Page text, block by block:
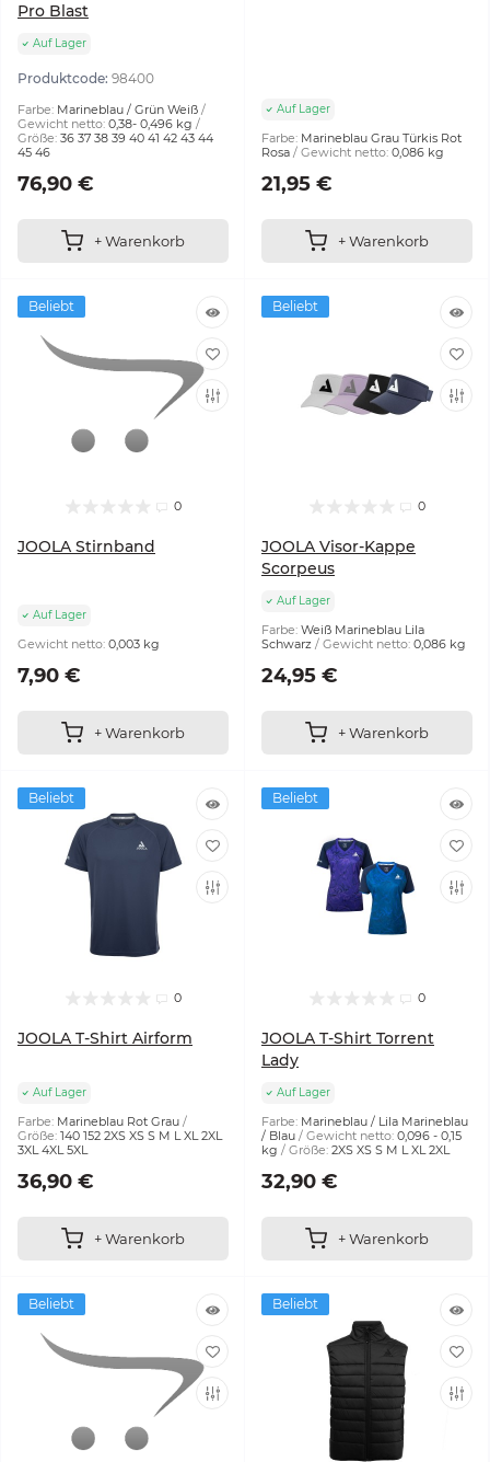
Pro Blast
Auf Lager
Produktcode: 98400
Farbe: Marineblau / Grün Weiß
Gewicht netto: 0,38- 0,496 kg
Größe: 36 37 38 39 40 41 42 43 44
45 46
76,90 €
+ Warenkorb
Auf Lager
Farbe: Marineblau Grau Türkis Rot
Rosa
Gewicht netto: 0,086 kg
21,95 €
+ Warenkorb
Beliebt
0
JOOLA Stirnband
Auf Lager
Gewicht netto: 0,003 kg
7,90 €
+ Warenkorb
Beliebt
0
JOOLA Visor-Kappe
Scorpeus
Auf Lager
Farbe: Weiß Marineblau Lila
Schwarz
Gewicht netto: 0,086 kg
24,95 €
+ Warenkorb
Beliebt
0
JOOLA T-Shirt Airform
Auf Lager
Farbe: Marineblau Rot Grau
Größe: 140 152 2XS XS S M L XL 2XL
3XL 4XL 5XL
36,90 €
+ Warenkorb
Beliebt
0
JOOLA T-Shirt Torrent
Lady
Auf Lager
Farbe: Marineblau / Lila Marineblau
/ Blau
Gewicht netto: 0,096 - 0,15
kg
Größe: 2XS XS S M L XL 2XL
32,90 €
+ Warenkorb
Beliebt Beliebt